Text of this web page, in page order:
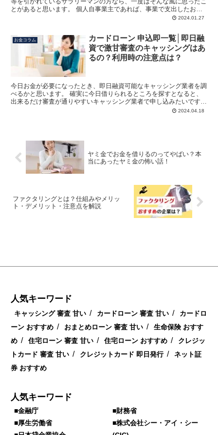
とがあると思います。 個人自事業主であれば、事業で支出したお金
を『経費』で落として節税できますが、サラリーマンには経...2024.01.27
お金コラム
カードローン 申込即一覧│即日融
資で激甘審査のキャッシングはあ
るの？利用時の注意点は？
今日お金が必要になったとき、即日融資可能なキャッシング業者を調
べるかと思います。 確実に今日借りられるところを探すとなると、
出来るだけ審査が通りやすいキャッシング業者で申し込みたいですよ
2024.04.18
ヤミ金でお金を借りるのってやばい？本
当にあったヤミ金の怖い話！
ファクタリングとは？仕組みやメリッ
ト・デメリット・注意点を解説
人気キーワード
キャッシング 審査 甘い / カードローン 審査 甘い /
カードロ
ーン おすすめ / おまとめローン 審査 甘い /
生命保険 おすす
め / 住宅ローン 審査 甘い / 住宅ローン おすすめ /
クレジッ
トカード 審査 甘い / クレジットカード 即日発行 /
ネット証
券 おすすめ
人気キーワード
■金融庁
■厚生労働省
■財務省
■株式会社シー・アイ・シー